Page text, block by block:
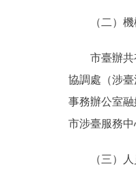
（二）機
市臺辦共有
協調處（涉
事務辦公室
市涉臺服務
（三）人